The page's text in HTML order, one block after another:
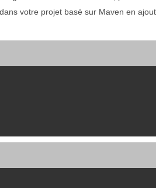
votre projet basé sur Maven en